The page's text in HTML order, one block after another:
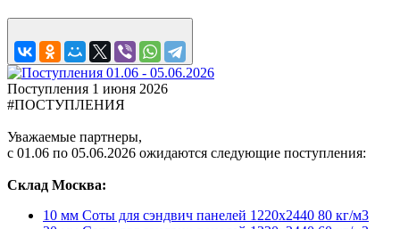
Поступления 1 июня 2026
#ПОСТУПЛЕНИЯ
Уважаемые партнеры,
с 01.06 по 05.06.2026 ожидаются следующие поступления:
Склад Москва:
10 мм Соты для сэндвич панелей 1220х2440 80 кг/м3